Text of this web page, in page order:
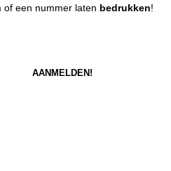
of een nummer laten bedrukken!